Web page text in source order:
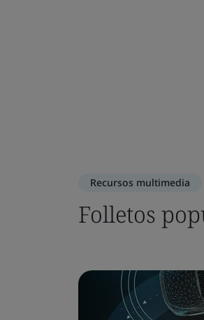
Recursos multimedia
Folletos